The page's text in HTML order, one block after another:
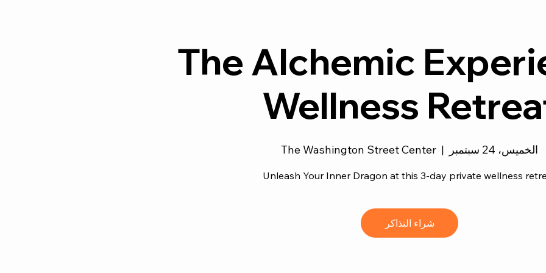
The Alchemic
Wellness
الخميس، 24 سبتمبر
  |
The Washington Street Center
Unleash Your Inner Dragon at this 3-day private wellness
شراء التذاكر